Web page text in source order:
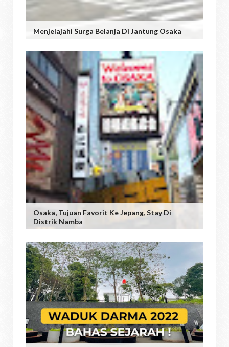
Menjelajahi Surga Belanja Di Jantung Osaka
Osaka, Tujuan Favorit Ke Jepang, Stay Di
Distrik Namba